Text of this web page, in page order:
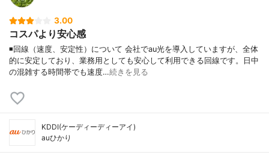
3.00
コスパより安心感
◾️回線（速度、安定性）について 会社でau光を導入していますが、全体
的に安定しており、業務用としても安心して利用できる回線です。日中
の混雑する時間帯でも速度…続きを見る
KDDI(ケーディーディーアイ)
auひかり